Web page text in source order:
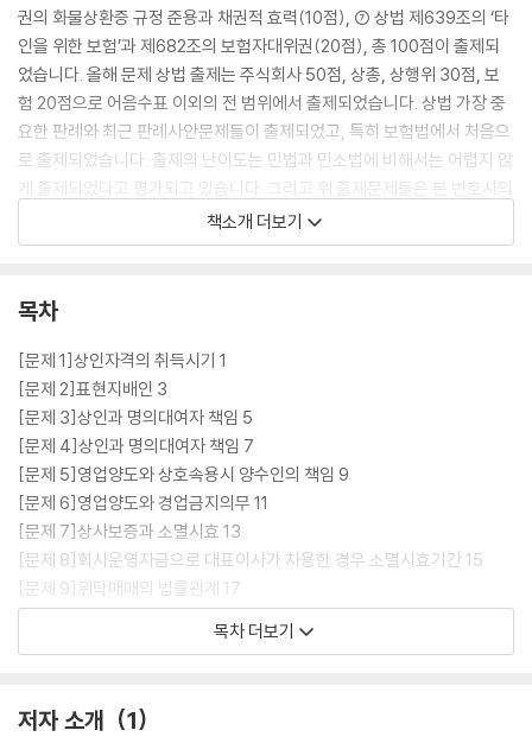
권의 화물상환증 규정 준용과 채권적 효력(10점), ⑦ 상법 제639조의 ‘타
인을 위한 보험’과 제682조의 보험자대위권(20점), 총 100점이 출제되
었습니다. 올해 문제 상법 출제는 주식회사 50점, 상총, 상행위 30점, 보
험 20점으로 어음수표 이외의 전 범위에서 출제되었습니다. 상법 가장 중
요한 판례와 최근 판례사안문제들이 출제되었고, 특히 보험법에서 처음으
로 출제되었습니다. 출제의 난이도는 민법과 민소법에 비해서는 어렵지 않
게 출제되었다고 평가되고 있습니다. 그리고 위 출제문제들은 본 변호사의
상법 암기장과 기본사례집에서 많이 출제되었음을 알 수 있습니다. 특히
상법 모의시험에서 출제되었던 문제들이 상당수 출제되었습니다. 따라서
에 대해서 사례집으로 사례풀이구조와 해당 판례 및 상법조문들을 연결하
2. 2027년 대비 상법 CBT 답안사례집의 내용과 활용방법
(1) 상법사례는 모든 과목 중 난이도는 높지 않으나 상법전과 최근 판례에
서 출제되고 지엽적이고 생소한 문제들이 자주 출제되고 있는 경향입니다.
그래서 본 변호사는 상법 기본사례집을 출간하여 모든 사례들을 빠짐 없이
연습하고 숙지하게하는 강의를 하여 왔습니다. 그러나 기본사례집은 모든
사례들을 실으려고 하다보니 양이 많아지고, 해설도 풍부하게 달아서 연습
하기는 좋지만 단시간 내에 딱 답안지 쓸 양을 공부하기에는 적절하지 않
은 실정입니다.
시간 내에 빠르게 일독하고 연습할 수 있는 상법CBT답안사례집을 출간하
책소개 더보기
목차
[문제 1]상인자격의 취득시기 1
[문제 2]표현지배인 3
[문제 3]상인과 명의대여자 책임 5
[문제 4]상인과 명의대여자 책임 7
[문제 5]영업양도와 상호속용시 양수인의 책임 9
[문제 6]영업양도와 경업금지의무 11
[문제 7]상사보증과 소멸시효 13
[문제 8]회사운영자금으로 대표이사가 차용한 경우 소멸시효기간 15
[문제 9]위탁매매의 법률관계 17
[문제 10]상사유치권의 성립요건 20
[문제 11]일반상사유치권과 운송인의 상사유치권 22
[문제 14]법인격 부인의 역적용 29
목차 더보기
저자 소개 1